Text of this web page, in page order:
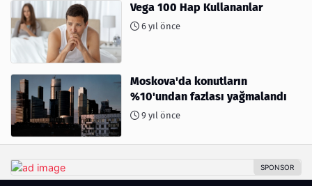
Vega 100 Hap Kullananlar
6 yıl önce
Moskova'da konutların
%10'undan fazlası yağmalandı
9 yıl önce